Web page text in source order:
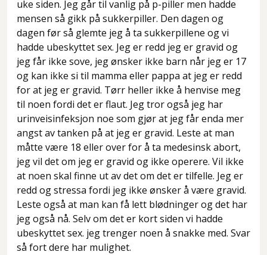
uke siden. Jeg går til vanlig på p-piller men hadde
mensen så gikk på sukkerpiller. Den dagen og
dagen før så glemte jeg å ta sukkerpillene og vi
hadde ubeskyttet sex. Jeg er redd jeg er gravid og
jeg får ikke sove, jeg ønsker ikke barn når jeg er 17
og kan ikke si til mamma eller pappa at jeg er redd
for at jeg er gravid. Tørr heller ikke å henvise meg
til noen fordi det er flaut. Jeg tror også jeg har
urinveisinfeksjon noe som gjør at jeg får enda mer
angst av tanken på at jeg er gravid. Leste at man
måtte være 18 eller over for å ta medesinsk abort,
jeg vil det om jeg er gravid og ikke operere. Vil ikke
at noen skal finne ut av det om det er tilfelle. Jeg er
redd og stressa fordi jeg ikke ønsker å være gravid.
Leste også at man kan få lett blødninger og det har
jeg også nå. Selv om det er kort siden vi hadde
ubeskyttet sex. jeg trenger noen å snakke med. Svar
så fort dere har mulighet.